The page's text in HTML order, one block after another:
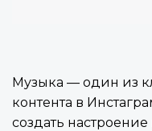
Музыка — один из
контента в
создать